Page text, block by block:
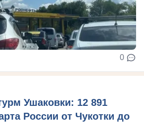
0
Ушаковки: 12 891
России от Чукотки до